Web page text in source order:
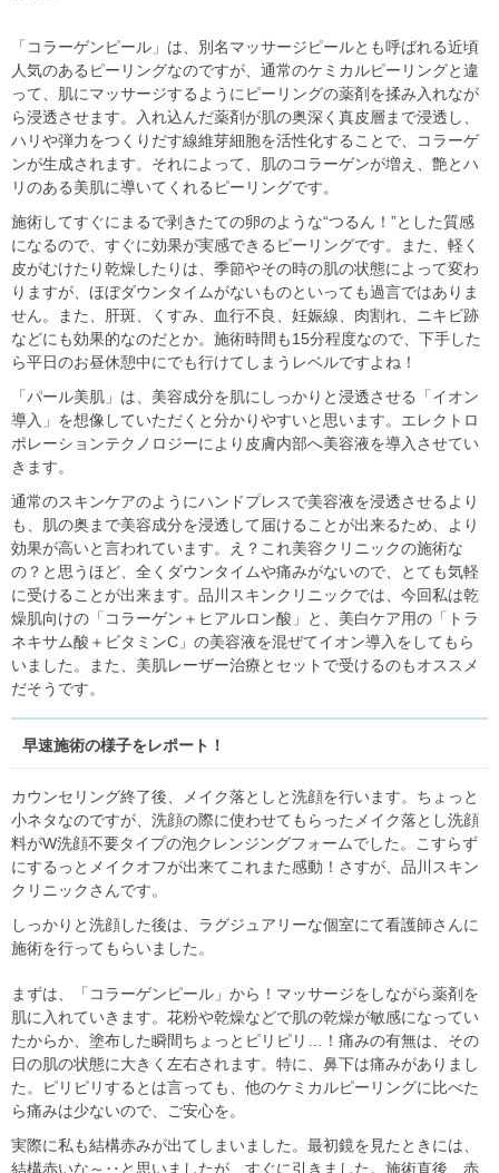
「コラーゲンピール」は、別名マッサージピールとも呼ばれる近頃
人気のあるピーリングなのですが、通常のケミカルピーリングと違
って、肌にマッサージするようにピーリングの薬剤を揉み入れなが
ら浸透させます。入れ込んだ薬剤が肌の奥深く真皮層まで浸透し、
ハリや弾力をつくりだす線維芽細胞を活性化することで、コラーゲ
ンが生成されます。それによって、肌のコラーゲンが増え、艶とハ
リのある美肌に導いてくれるピーリングです。
施術してすぐにまるで剥きたての卵のような“つるん！”とした質感
になるので、すぐに効果が実感できるピーリングです。また、軽く
皮がむけたり乾燥したりは、季節やその時の肌の状態によって変わ
りますが、ほぼダウンタイムがないものといっても過言ではありま
せん。また、肝斑、くすみ、血行不良、妊娠線、肉割れ、ニキビ跡
などにも効果的なのだとか。施術時間も15分程度なので、下手した
ら平日のお昼休憩中にでも行けてしまうレベルですよね！
「パール美肌」は、美容成分を肌にしっかりと浸透させる「イオン
導入」を想像していただくと分かりやすいと思います。エレクトロ
ポレーションテクノロジーにより皮膚内部へ美容液を導入させてい
きます。
通常のスキンケアのようにハンドプレスで美容液を浸透させるより
も、肌の奥まで美容成分を浸透して届けることが出来るため、より
効果が高いと言われています。え？これ美容クリニックの施術な
の？と思うほど、全くダウンタイムや痛みがないので、とても気軽
に受けることが出来ます。品川スキンクリニックでは、今回私は乾
燥肌向けの「コラーゲン＋ヒアルロン酸」と、美白ケア用の「トラ
ネキサム酸＋ビタミンC」の美容液を混ぜてイオン導入をしてもら
いました。また、美肌レーザー治療とセットで受けるのもオススメ
だそうです。
早速施術の様子をレポート！
カウンセリング終了後、メイク落としと洗顔を行います。ちょっと
小ネタなのですが、洗顔の際に使わせてもらったメイク落とし洗顔
料がW洗顔不要タイプの泡クレンジングフォームでした。こすらず
にするっとメイクオフが出来てこれまた感動！さすが、品川スキン
クリニックさんです。
しっかりと洗顔した後は、ラグジュアリーな個室にて看護師さんに
施術を行ってもらいました。
まずは、「コラーゲンピール」から！マッサージをしながら薬剤を
肌に入れていきます。花粉や乾燥などで肌の乾燥が敏感になってい
たからか、塗布した瞬間ちょっとピリピリ…！痛みの有無は、その
日の肌の状態に大きく左右されます。特に、鼻下は痛みがありまし
た。ピリピリするとは言っても、他のケミカルピーリングに比べた
ら痛みは少ないので、ご安心を。
実際に私も結構赤みが出てしまいました。最初鏡を見たときには、
結構赤いな～‥と思いましたが、すぐに引きました。施術直後、赤